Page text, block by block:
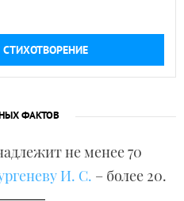
ФАКТОВ
не менее 70
И. С. – более 20.